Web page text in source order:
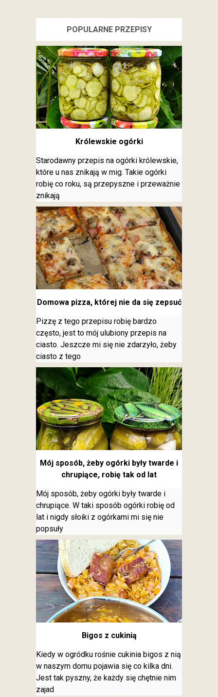
POPULARNE PRZEPISY
Królewskie ogórki
Starodawny przepis na ogórki królewskie,
które u nas znikają w mig. Takie ogórki
robię co roku, są przepyszne i przeważnie
znikają
Domowa pizza, której nie da się zepsuć
Pizzę z tego przepisu robię bardzo
często, jest to mój ulubiony przepis na
ciasto. Jeszcze mi się nie zdarzyło, żeby
ciasto z tego
Mój sposób, żeby ogórki były twarde i
chrupiące, robię tak od lat
Mój sposób, żeby ogórki były twarde i
chrupiące. W taki sposób ogórki robię od
lat i nigdy słoiki z ogórkami mi się nie
popsuły
Bigos z cukinią
Kiedy w ogródku rośnie cukinia bigos z nią
w naszym domu pojawia się co kilka dni.
Jest tak pyszny, że każdy się chętnie nim
zajad